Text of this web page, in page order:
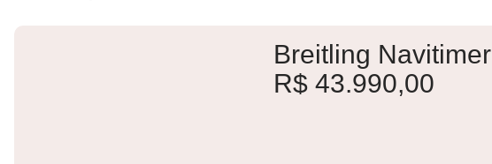
Breitling Navitimer
R$ 43.990,00